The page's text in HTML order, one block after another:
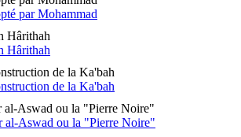
par Mohammad
Hârithah
Hârithah
de la Ka'bah
de la Ka'bah
al-Aswad ou la "Pierre Noire"
al-Aswad ou la "Pierre Noire"